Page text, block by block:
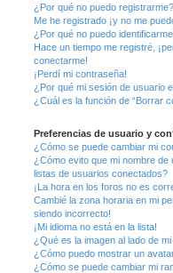
¿Por qué no puedo registrarme?
Me he registrado ¡y no me
¿Por qué no puedo
Hace un tiempo me registré,
conectarme!
¡Perdí mi contraseña!
¿Por qué mi sesión de usuario
¿Cuál es la función de “Borrar
Preferencias de usuario y
¿Cómo se puede cambiar mi
¿Cómo evito que mi nombre de
listas de usuarios conectados?
¡La hora en los foros no es
Cambié la zona horaria en mi
siendo incorrecto!
¡Mi idioma no está en la lista!
¿Qué es la imagen al lado de
¿Cómo puedo mostrar un
¿Cómo se puede cambiar mi